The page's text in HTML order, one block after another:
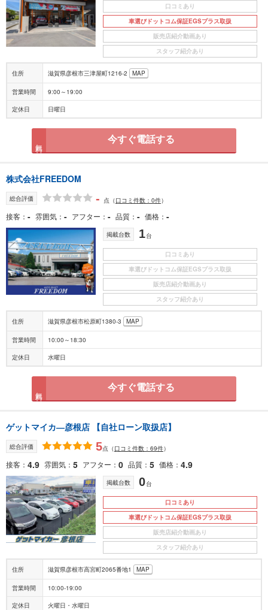
口コミあり
車選びドットコム保証EGSプラス取扱
販売店紹介動画あり
スタッフ紹介あり
住所 滋賀県彦根市三津屋町1216-2 MAP
営業時間 9:00～19:00
定休日 日曜日
今すぐ電話する
株式会社FREEDOM
総合評価 - 点 （口コミ件数：0件）
接客 - 雰囲気 - アフター - 品質 - 価格 -
掲載台数 1台
口コミあり
車選びドットコム保証EGSプラス取扱
販売店紹介動画あり
スタッフ紹介あり
住所 滋賀県彦根市松原町1380-3 MAP
営業時間 10:00～18:30
定休日 水曜日
今すぐ電話する
ゲットマイカ―彦根店 【自社ローン取扱店】
総合評価 5点 （口コミ件数：69件）
接客 4.9 雰囲気 5 アフター 0 品質 5 価格 4.9
掲載台数 0台
口コミあり
車選びドットコム保証EGSプラス取扱
販売店紹介動画あり
スタッフ紹介あり
住所 滋賀県彦根市高宮町2065番地1 MAP
営業時間 10:00-19:00
定休日 火曜日・水曜日